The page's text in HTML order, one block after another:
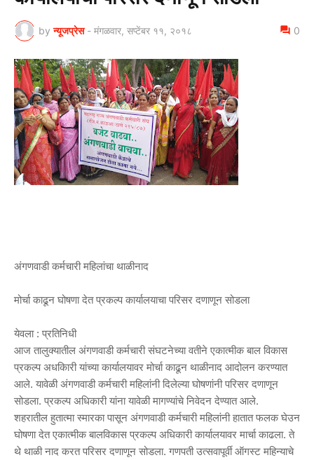
by न्यूजप्रेस - मंगळवार, सप्टेंबर ११, २०१८ 0
अंगणवाडी कर्मचारी महिलांचा थाळीनाद
मोर्चा काढून घोषणा देत प्रकल्प कार्यालयाचा परिसर दणाणून सोडला
येवला : प्रतिनिधी
आज तालुक्यातील अंगणवाडी कर्मचारी संघटनेच्या वतीने एकात्मीक बाल विकास
प्रकल्प अधकिारी यांच्या कार्यालयावर मोर्चा काढून थाळीनाद आदोलन करण्यात
आले. यावेळी अंगणवाडी कर्मचारी महिलांनी दिलेल्या घोषणांनी परिसर दणाणून
सोडला. प्रकल्प अधिकारी यांना यावेळी मागण्यांचे निवेदन देण्यात आले.
शहरातील हुतात्मा स्मारका पासून अंगणवाडी कर्मचारी महिलांनी हातात फलक घेउन
घोषणा देत एकात्मीक बालविकास प्रकल्प अधिकारी कार्यालयावर मार्चा काढला. ते
थे थाळी नाद करत परिसर दणाणून सोडला. गणपती उत्सवापूर्वी ऑगस्ट महिन्याचे